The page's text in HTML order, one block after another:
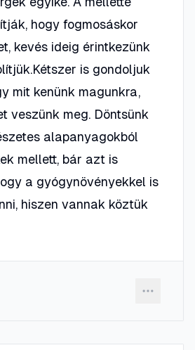
hogy fogmosáskor
kevés ideig érintkezünk
is gondoljuk
mit kenünk magunkra,
veszünk meg. Döntsünk
alapanyagokból
mellett, bár azt is
a gyógynövényekkel is
hiszen vannak köztük